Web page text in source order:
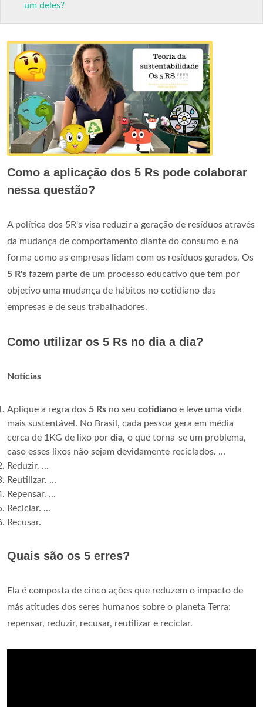
um deles?
Como a aplicação dos 5 Rs pode colaborar
nessa questão?
A política dos 5R's visa reduzir a geração de resíduos através
da mudança de comportamento diante do consumo e na
forma como as empresas lidam com os resíduos gerados. Os
5 R's fazem parte de um processo educativo que tem por
objetivo uma mudança de hábitos no cotidiano das
empresas e de seus trabalhadores.
Como utilizar os 5 Rs no dia a dia?
Notícias
Aplique a regra dos 5 Rs no seu cotidiano e leve uma vida
mais sustentável. No Brasil, cada pessoa gera em média
cerca de 1KG de lixo por dia, o que torna-se um problema,
caso esses lixos não sejam devidamente reciclados. ...
Reduzir. ...
Reutilizar. ...
Repensar. ...
Reciclar. ...
Recusar.
Quais são os 5 erres?
Ela é composta de cinco ações que reduzem o impacto de
más atitudes dos seres humanos sobre o planeta Terra:
repensar, reduzir, recusar, reutilizar e reciclar.